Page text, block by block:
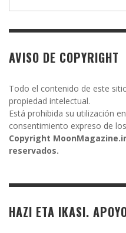
AVISO DE COPYRIGHT
Todo el contenido de este
propiedad intelectual.
Está prohibida su utilización
consentimiento expreso de
Copyright
reservados.
HAZI ETA IKASI.